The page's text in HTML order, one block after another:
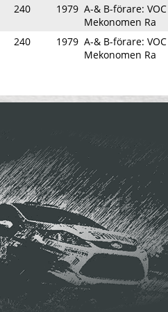
240 1979 A-& B-förare: VOC
Mekonomen Ra
240 1979 A-& B-förare: VOC
Mekonomen Ra